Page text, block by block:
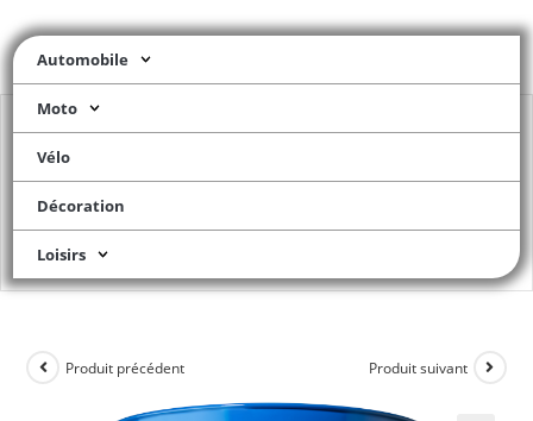
Automobile
Moto
Vélo
Décoration
Loisirs
Produit précédent Produit suivant